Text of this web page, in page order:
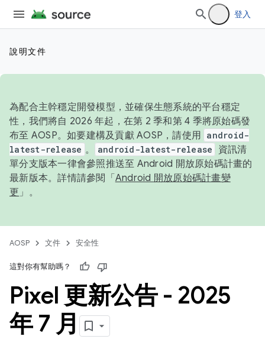
登入
說明文件
為配合主幹穩定開發模型，並確保生態系統的平台穩定
性，我們將自 2026 年起，在第 2 季和第 4 季將原始碼發
布至 AOSP。如要建構及貢獻 AOSP，請使用 android-
latest-release 。 android-latest-release
資訊清
單分支版本一律會參照推送至 Android 開放原始碼計畫的
最新版本。詳情請參閱「 Android 開放原始碼計畫變
更 」。
AOSP 文件 安全性
這對你有幫助嗎？
Pixel 更新公告 - 2025
年 7 月